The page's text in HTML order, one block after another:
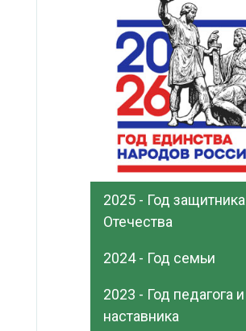
2025 - Год защитника
Отечества
2024 - Год семьи
2023 - Год педагога и
наставника